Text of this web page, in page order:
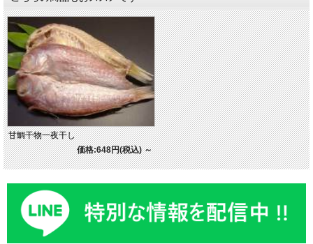
甘鯛干物一夜干し
価格:648円(税込)～